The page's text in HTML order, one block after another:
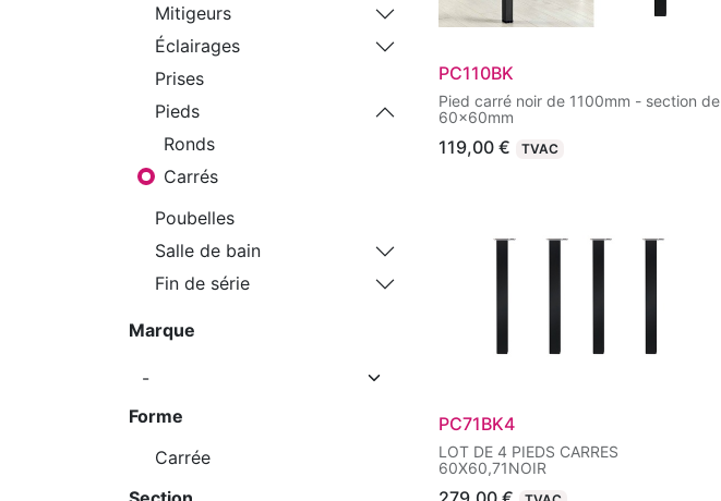
Mitigeurs
Éclairages
Prises
Pieds
Ronds
Carrés
Poubelles
Salle de bain
Fin de série
Marque
Forme
Carrée
PC110BK
Pied carré noir de 1100mm - section de
60x60mm
119,00 € TVAC
PC71BK4
LOT DE 4 PIEDS CARRES
60X60,71NOIR